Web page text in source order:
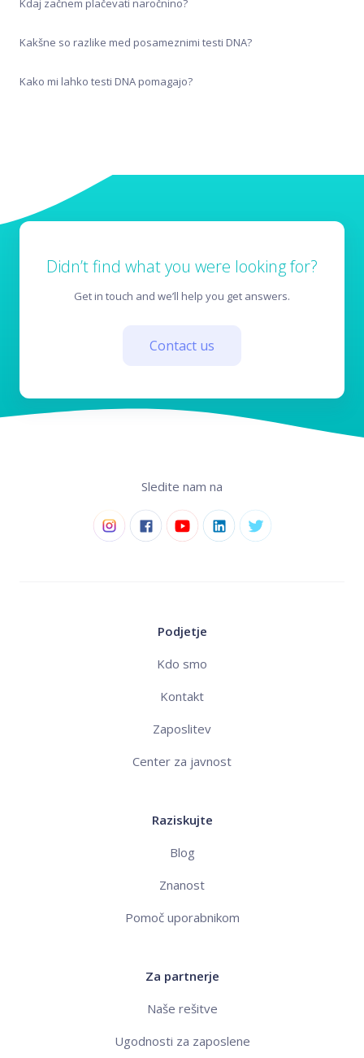
Kdaj začnem plačevati naročnino?
Kakšne so razlike med posameznimi testi DNA?
Kako mi lahko testi DNA pomagajo?
Didn’t find what you were looking for?
Get in touch and we’ll help you get answers.
Contact us
Sledite nam na
Podjetje
Kdo smo
Kontakt
Zaposlitev
Center za javnost
Raziskujte
Blog
Znanost
Pomoč uporabnikom
Za partnerje
Naše rešitve
Ugodnosti za zaposlene